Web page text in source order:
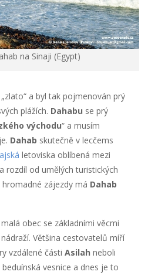
na Sinaji (Egypt)
a byl tak pojmenován prý
plážích. Dahabu se prý
východu“ a musím
Dahab skutečně v lecčems
letoviska oblíbená mezi
rozdíl od umělých turistických
zájezdy má Dahab
obec se základními věcmi
Většina cestovatelů míří
vzdálené části Asilah neboli
vesnice a dnes je to